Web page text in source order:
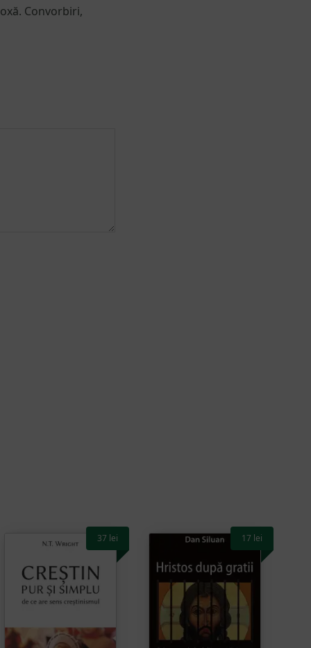
Convorbiri,
37 lei 17 lei